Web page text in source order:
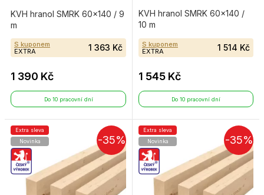
KVH hranol SMRK 60×140 / 9
m
S kuponem
EXTRA
1 363 Kč
1 390 Kč
Do 10 pracovní dní
KVH hranol SMRK 60×140 /
10 m
S kuponem
EXTRA
1 514 Kč
1 545 Kč
Do 10 pracovní dní
-35%
Extra sleva
Novinka
-35%
Extra sleva
Novinka